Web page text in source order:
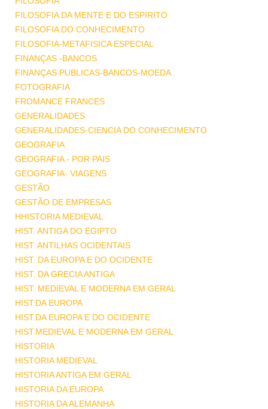
FILOSOFIA DA MENTE E DO ESPIRITO
FILOSOFIA DO CONHECIMENTO
FILOSOFIA-METAFISICA ESPECIAL
FINANÇAS -BANCOS
FINANÇAS PUBLICAS-BANCOS-MOEDA
FOTOGRAFIA
FROMANCE FRANCES
GENERALIDADES
GENERALIDADES-CIENCIA DO CONHECIMENTO
GEOGRAFIA
GEOGRAFIA - POR PAIS
GEOGRAFIA- VIAGENS
GESTÃO
GESTÃO DE EMPRESAS
HHISTORIA MEDIEVAL
HIST. ANTIGA DO EGIPTO
HIST. ANTILHAS OCIDENTAIS
HIST. DA EUROPA E DO OCIDENTE
HIST. DA GRECIA ANTIGA
HIST. MEDIEVAL E MODERNA EM GERAL
HIST.DA EUROPA
HIST.DA EUROPA E DO OCIDENTE
HIST.MEDIEVAL E MODERNA EM GERAL
HISTORIA
HISTORIA MEDIEVAL
HISTORIA ANTIGA EM GERAL
HISTORIA DA EUROPA
HISTORIA DA ALEMANHA